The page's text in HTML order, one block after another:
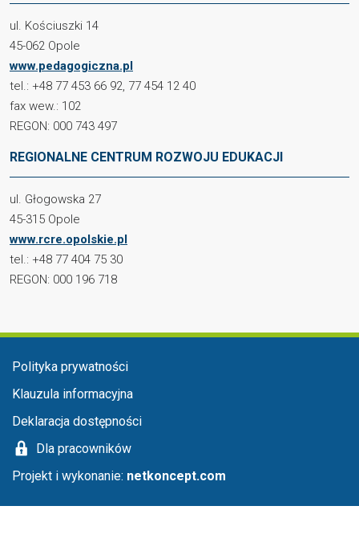
ul. Kościuszki 14
45-062 Opole
www.pedagogiczna.pl
tel.: +48 77 453 66 92, 77 454 12 40
fax wew.: 102
REGON: 000 743 497
REGIONALNE CENTRUM ROZWOJU EDUKACJI
ul. Głogowska 27
45-315 Opole
www.rcre.opolskie.pl
tel.: +48 77 404 75 30
REGON: 000 196 718
Menu stopka
Polityka prywatności
Klauzula informacyjna
Deklaracja dostępności
Dla pracowników
Projekt i wykonanie: netkoncept.com